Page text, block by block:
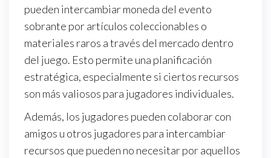
pueden intercambiar moneda del evento
sobrante por artículos coleccionables o
materiales raros a través del mercado dentro
del juego. Esto permite una planificación
estratégica, especialmente si ciertos recursos
son más valiosos para jugadores individuales.
Además, los jugadores pueden colaborar con
amigos u otros jugadores para intercambiar
recursos que pueden no necesitar por aquellos